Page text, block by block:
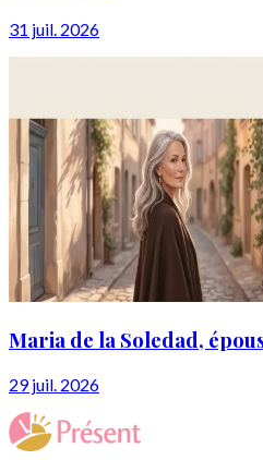
31 juil. 2026
Maria de la Soledad,
29 juil. 2026